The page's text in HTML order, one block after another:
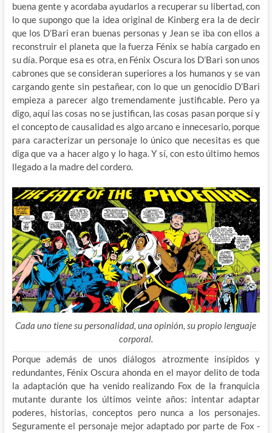
buena gente y acordaba ayudarlos a recuperar su libertad, con
lo que supongo que la idea original de Kinberg era la de decir
que los D’Bari eran buenas personas y Jean se iba con ellos a
reconstruir el planeta que la fuerza Fénix se había cargado en
su día. Porque esa es otra, en Fénix Oscura los D’Bari son unos
cabrones que se consideran superiores a los humanos y se van
cargando gente sin pestañear, con lo que un genocidio D’Bari
empieza a parecer algo tremendamente justificable. Pero ya
digo, aquí las cosas no se justifican, las cosas pasan porque sí y
el concepto de causalidad es algo arcano e innecesario, porque
para caracterizar un personaje lo único que necesitas es que
diga que va a hacer algo y lo haga. Y sí, con esto último hemos
llegado a la madre del cordero.
Cada uno tiene su personalidad, una opinión, su propio lenguaje
corporal.
Porque además de unos diálogos atrozmente insípidos y
redundantes, Fénix Oscura ahonda en el mayor delito de toda
la adaptación que ha venido realizando Fox de la franquicia
mutante durante los últimos veinte años: intentar adaptar
poderes, historias, conceptos pero nunca a los personajes.
Seguramente el personaje mejor adaptado por parte de Fox -